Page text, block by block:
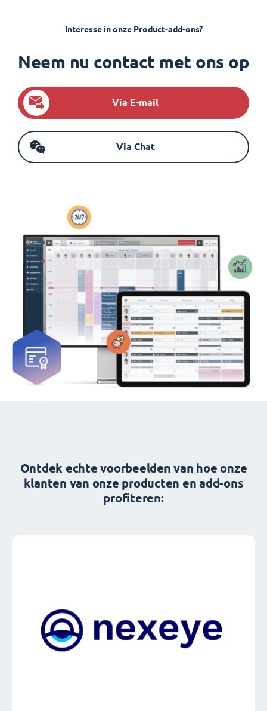
Interesse in onze Product-add-ons?
Neem nu contact met ons op
Via E-mail
Via Chat
Ontdek echte voorbeelden van hoe onze
klanten van onze producten en add-ons
profiteren: